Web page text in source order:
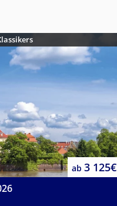
ab 3 125€